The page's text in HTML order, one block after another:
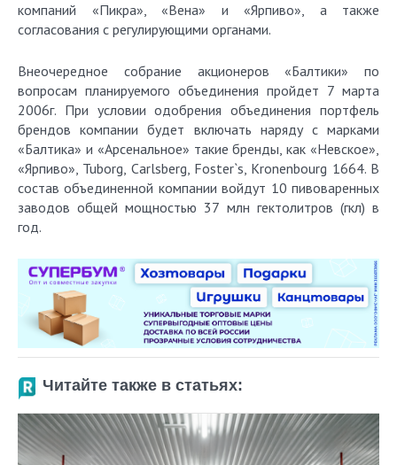
компаний «Пикра», «Вена» и «Ярпиво», а также
согласования с регулирующими органами.
Внеочередное собрание акционеров «Балтики» по
вопросам планируемого объединения пройдет 7 марта
2006г. При условии одобрения объединения портфель
брендов компании будет включать наряду с марками
«Балтика» и «Арсенальное» такие бренды, как «Невское»,
«Ярпиво», Tuborg, Carlsberg, Foster`s, Kronenbourg 1664. В
состав объединенной компании войдут 10 пивоваренных
заводов общей мощностью 37 млн гектолитров (гкл) в
год.
Читайте также в статьях: